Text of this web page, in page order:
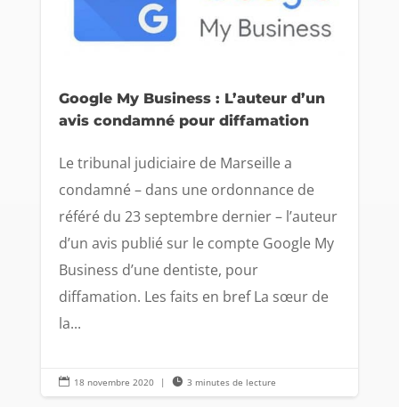
Google My Business : L’auteur d’un
avis condamné pour diffamation
Le tribunal judiciaire de Marseille a
condamné – dans une ordonnance de
référé du 23 septembre dernier – l’auteur
d’un avis publié sur le compte Google My
Business d’une dentiste, pour
diffamation. Les faits en bref La sœur de
la...
 18 novembre 2020 |  3 minutes de lecture